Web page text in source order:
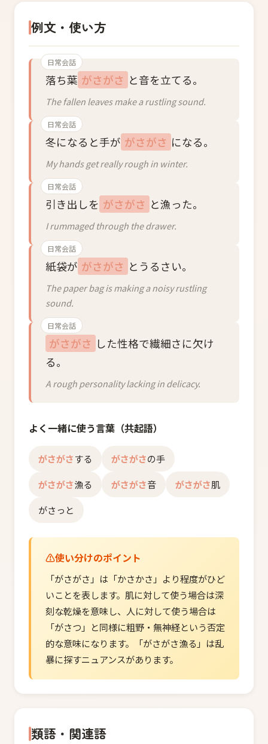
例文・使い方
日常会話
落ち葉 がさがさ と音を立てる。
The fallen leaves make a rustling sound.
日常会話
冬になると手が がさがさ になる。
My hands get really rough in winter.
日常会話
引き出しを がさがさ と漁った。
I rummaged through the drawer.
日常会話
紙袋が がさがさ とうるさい。
The paper bag is making a noisy rustling
sound.
日常会話
がさがさ した性格で繊細さに欠け
る。
A rough personality lacking in delicacy.
よく一緒に使う言葉（共起語）
がさがさする がさがさの手
がさがさ漁る がさがさ音 がさがさ肌
がさっと
使い分けのポイント
「がさがさ」は「かさかさ」より程度がひど
いことを表します。肌に対して使う場合は深
刻な乾燥を意味し、人に対して使う場合は
「がさつ」と同様に粗野・無神経という否定
的な意味になります。「がさがさ漁る」は乱
暴に探すニュアンスがあります。
類語・関連語